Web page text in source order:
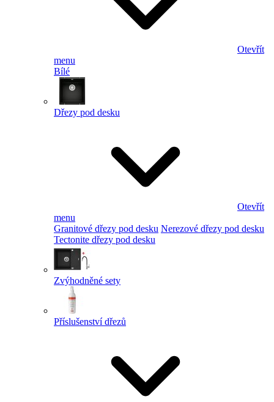
Otevřít
menu
Bílé
Dřezy pod desku
Otevřít
menu
Granitové dřezy pod desku Nerezové dřezy pod desku
Tectonite dřezy pod desku
Zvýhodněné sety
Příslušenství dřezů